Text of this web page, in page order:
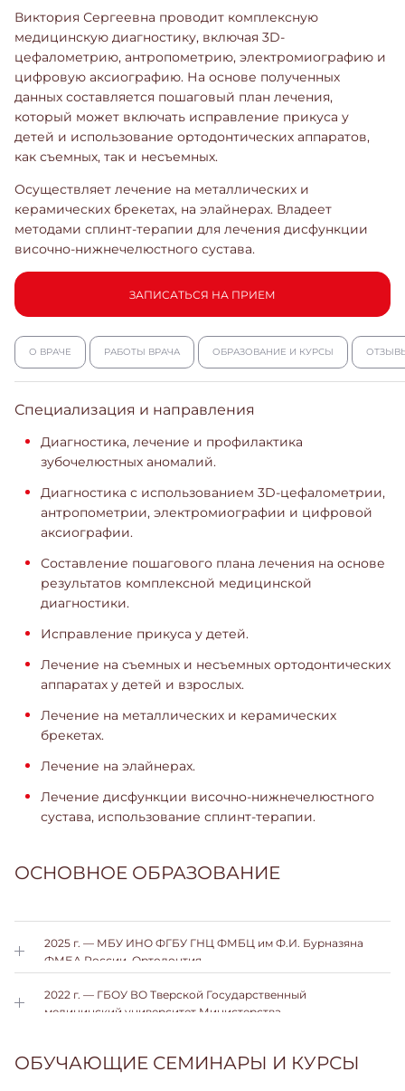
Виктория Сергеевна проводит комплексную
медицинскую диагностику, включая 3D-
цефалометрию, антропометрию, электромиографию и
цифровую аксиографию. На основе полученных
данных составляется пошаговый план лечения,
который может включать исправление прикуса у
детей и использование ортодонтических аппаратов,
как съемных, так и несъемных.
Осуществляет лечение на металлических и
керамических брекетах, на элайнерах. Владеет
методами сплинт-терапии для лечения дисфункции
височно-нижнечелюстного сустава.
ЗАПИСАТЬСЯ НА ПРИЕМ
О ВРАЧЕ РАБОТЫ ВРАЧА ОБРАЗОВАНИЕ И КУРСЫ
Специализация и направления
Диагностика, лечение и профилактика
зубочелюстных аномалий.
Диагностика с использованием 3D-цефалометрии,
антропометрии, электромиографии и цифровой
аксиографии.
Составление пошагового плана лечения на основе
результатов комплексной медицинской
диагностики.
Исправление прикуса у детей.
Лечение на съемных и несъемных ортодонтических
аппаратах у детей и взрослых.
Лечение на металлических и керамических
брекетах.
Лечение на элайнерах.
Лечение дисфункции височно-нижнечелюстного
сустава, использование сплинт-терапии.
ОСНОВНОЕ ОБРАЗОВАНИЕ
2025 г. — МБУ ИНО ФГБУ ГНЦ ФМБЦ им Ф.И. Бурназяна
ФМБА России. Ортодонтия.
2022 г. — ГБОУ ВО Тверской Государственный
медицинский университет Министерства
ОБУЧАЮЩИЕ СЕМИНАРЫ И КУРСЫ